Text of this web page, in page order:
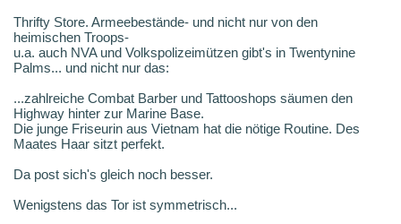
Thrifty Store. Armeebestände- und nicht nur von den
heimischen Troops-
u.a. auch NVA und Volkspolizeimützen gibt's in Twentynine
Palms... und nicht nur das:
...zahlreiche Combat Barber und Tattooshops säumen den
Highway hinter zur Marine Base.
Die junge Friseurin aus Vietnam hat die nötige Routine. Des
Maates Haar sitzt perfekt.
Da post sich's gleich noch besser.
Wenigstens das Tor ist symmetrisch...